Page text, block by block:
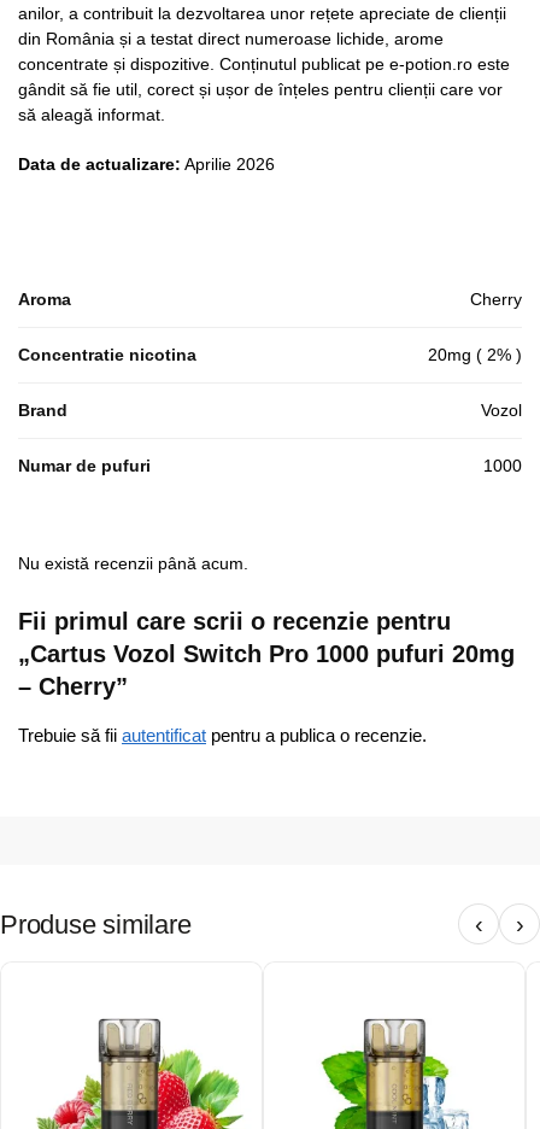
anilor, a contribuit la dezvoltarea unor rețete apreciate de clienții
din România și a testat direct numeroase lichide, arome
concentrate și dispozitive. Conținutul publicat pe e-potion.ro este
gândit să fie util, corect și ușor de înțeles pentru clienții care vor
să aleagă informat.
Data de actualizare: Aprilie 2026
Aroma Cherry
Concentratie nicotina 20mg ( 2% )
Brand Vozol
Numar de pufuri 1000
Nu există recenzii până acum.
Fii primul care scrii o recenzie pentru
„Cartus Vozol Switch Pro 1000 pufuri 20mg
– Cherry”
Trebuie să fii autentificat pentru a publica o recenzie.
Produse similare ‹ ›